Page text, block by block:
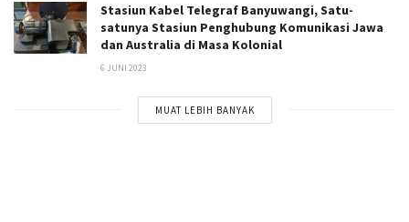
Stasiun Kabel Telegraf Banyuwangi, Satu-
satunya Stasiun Penghubung Komunikasi Jawa
dan Australia di Masa Kolonial
6 JUNI 2023
MUAT LEBIH BANYAK